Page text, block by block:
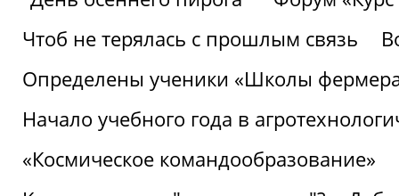
Чтоб не терялась с прошлым связь
Определены ученики «Школы
Начало учебного года в
«Космическое командообразование»